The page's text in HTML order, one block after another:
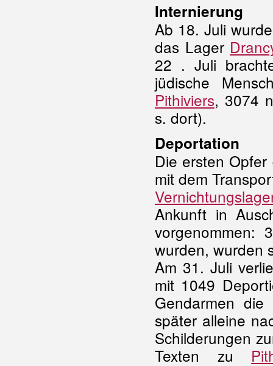
Internierung
Ab 18. Juli
das Lager
22 . Juli
jüdische
Pithiviers, 3074
s. dort).
Deportation
Die ersten
mit dem
Ankunft in
vorgenommen:
wurden, wurden
Am 31. Juli
mit 1049
Gendarmen
später alleine
Schilderungen
Texten zu